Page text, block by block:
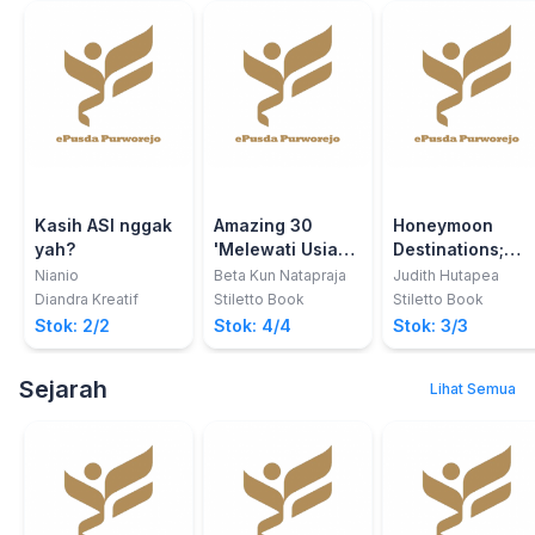
Kasih ASI nggak
yah?
Nianio
Diandra Kreatif
Stok: 2/2
Amazing 30
'Melewati Usia
30 dengan
Senyuman'
Beta Kun Natapraja
Stiletto Book
Stok: 4/4
Honeymoon
Destinations;
21Tujuan Wisata
Romantis di
Indonesia
Judith Hutapea
Stiletto Book
Stok: 3/3
Sejarah Lihat Semua